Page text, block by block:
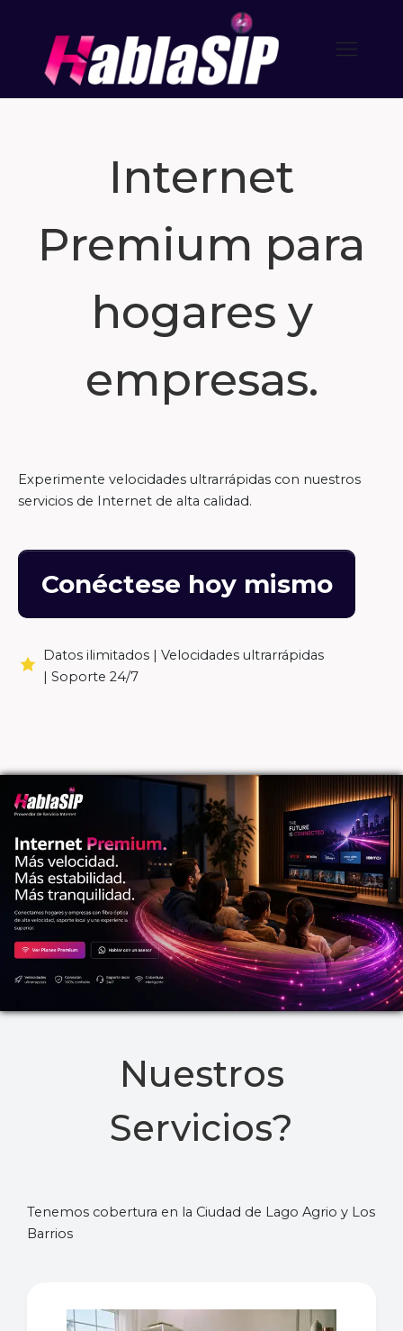
Internet
Premium para
hogares y
empresas.
Experimente velocidades ultrarrápidas con nuestros
servicios de Internet de alta calidad.
Conéctese hoy mismo
Datos ilimitados | Velocidades ultrarrápidas
| Soporte 24/7
Nuestros
Servicios?
Tenemos cobertura en la Ciudad de Lago Agrio y Los
Barrios